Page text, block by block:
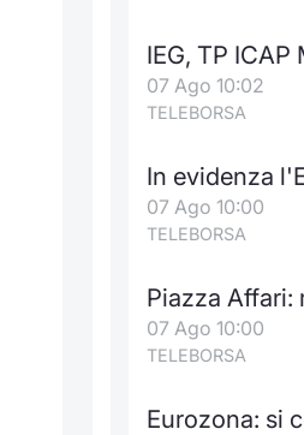
IEG, TP
07 Ago 10:02
TELEBORSA
In evidenza
07 Ago 10:00
TELEBORSA
Piazza Affari:
07 Ago 10:00
TELEBORSA
Eurozona: si